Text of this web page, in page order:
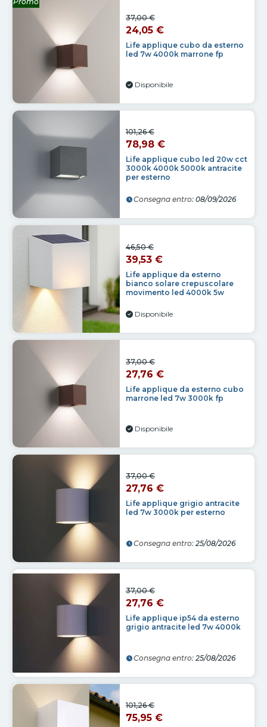
Life applique cubo da esterno
led 7w 4000k marrone fp
37,00 €
24,05 €
Disponibile
Life applique cubo led 20w cct
3000k 4000k 5000k antracite
per esterno
101,26 €
78,98 €
Consegna entro: 08/09/2026
Life applique da esterno
bianco solare crepuscolare
movimento led 4000k 5w
46,50 €
39,53 €
Disponibile
Life applique da esterno cubo
marrone led 7w 3000k fp
37,00 €
27,76 €
Disponibile
Life applique grigio antracite
led 7w 3000k per esterno
37,00 €
27,76 €
Consegna entro: 25/08/2026
Life applique ip54 da esterno
grigio antracite led 7w 4000k
37,00 €
27,76 €
Consegna entro: 25/08/2026
101,26 €
75,95 €